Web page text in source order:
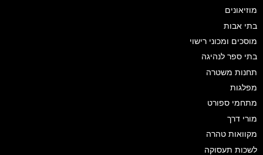
מוזיאונים
בתי אבות
מוסכים ומכוני רישוי
בתי ספר לנהיגה
תחנות משטרה
מפלגות
מתחמי ספורט
מורי דרך
מקוואות טהרה
לשכות תעסוקה